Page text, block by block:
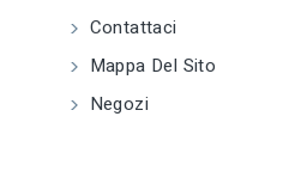
Contattaci
Mappa Del Sito
Negozi